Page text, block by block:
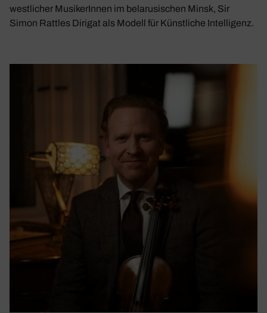
westlicher MusikerInnen im belarusischen Minsk, Sir
Simon Rattles Dirigat als Modell für Künstliche Intelligenz.